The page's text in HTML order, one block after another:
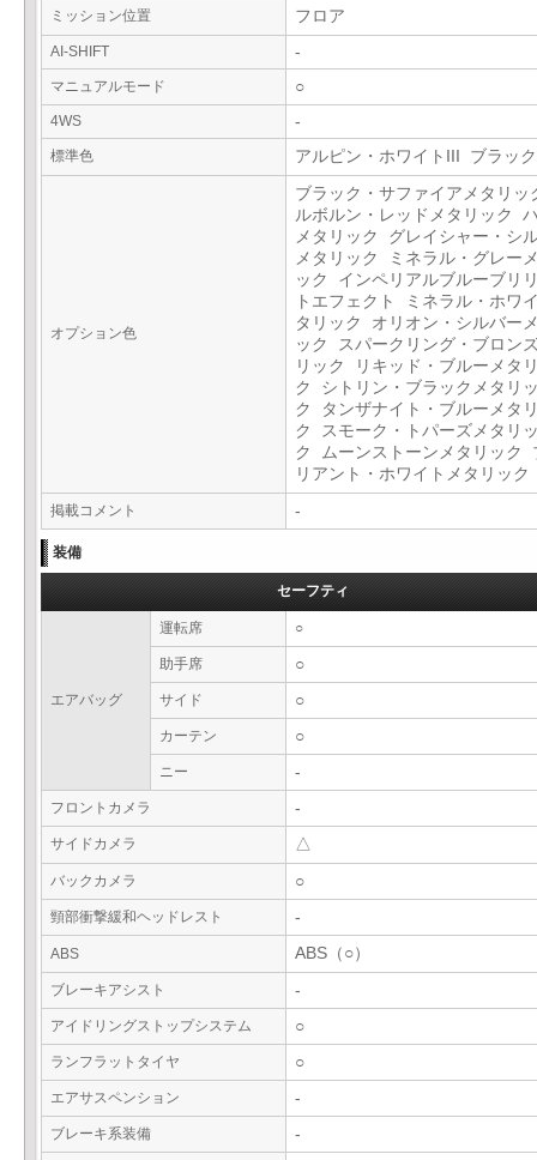
ミッション位置 フロア
AI-SHIFT -
マニュアルモード ○
4WS -
標準色 アルピン・ホワイトIII ブラッ
オプション色
ブラック・サファイアメタリ
ルボルン・レッドメタリック
メタリック グレイシャー・シ
メタリック ミネラル・グレー
ック インペリアルブルーブリ
トエフェクト ミネラル・ホワ
タリック オリオン・シルバー
ック スパークリング・ブロン
リック リキッド・ブルーメタ
ク シトリン・ブラックメタリ
ク タンザナイト・ブルーメタ
ク スモーク・トパーズメタリ
ク ムーンストーンメタリック
リアント・ホワイトメタリッ
掲載コメント -
装備
セーフティ
エアバッグ
運転席 ○
助手席 ○
サイド ○
カーテン ○
ニー -
フロントカメラ -
サイドカメラ △
バックカメラ ○
頸部衝撃緩和ヘッドレスト -
ABS ABS（○）
ブレーキアシスト -
アイドリングストップシステム ○
ランフラットタイヤ ○
エアサスペンション -
ブレーキ系装備 -